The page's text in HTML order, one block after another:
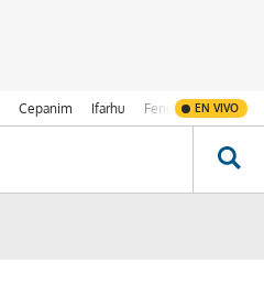
Cepanim Ifarhu Fenómeno de El
EN VIVO